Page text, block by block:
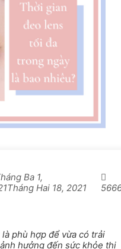
Ba 1,
Tháng Hai 18, 2021
phù hợp để vừa có trải
hưởng đến sức khỏe thị